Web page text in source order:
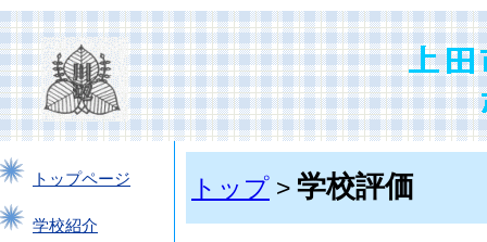
トップページ
学校紹介
トップ > 学校評価